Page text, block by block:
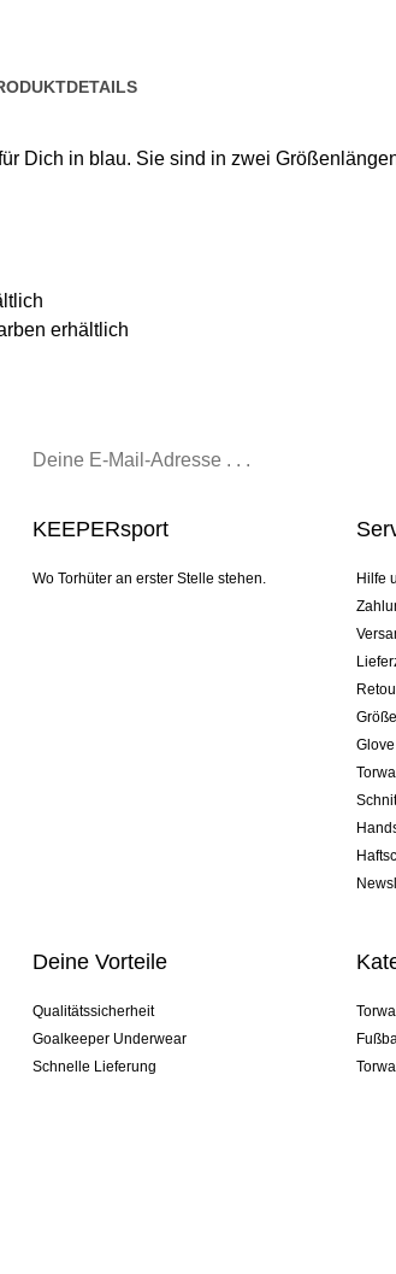
Dich in blau. Sie sind in zwei
erhältlich
KEEPERsport
Wo Torhüter an erster Stelle stehen.
Hilfe
Deine Vorteile
Qualitätssicherheit
Goalkeeper Underwear
Schnelle Lieferung